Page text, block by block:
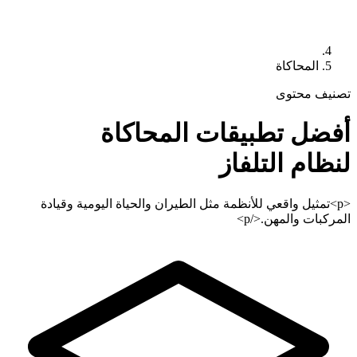
المحاكاة
تصنيف محتوى
أفضل تطبيقات المحاكاة
لنظام التلفاز
<p>تمثيل واقعي للأنظمة مثل الطيران والحياة اليومية وقيادة
المركبات والمهن.</p>